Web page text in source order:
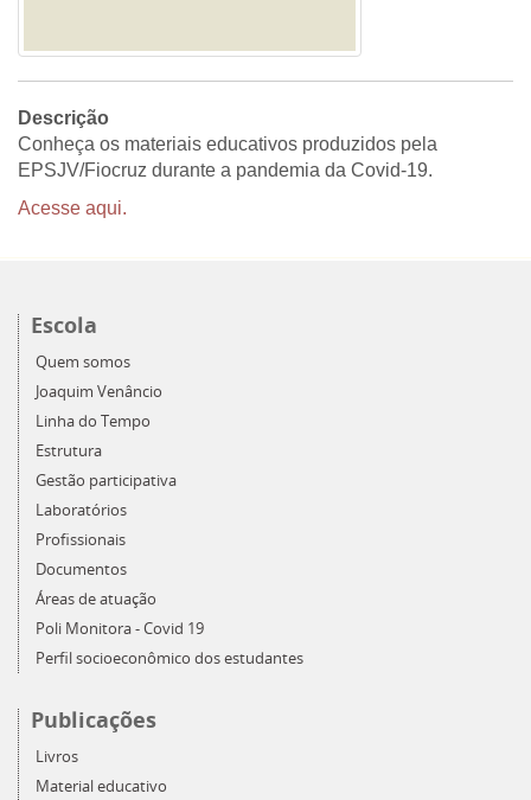
Descrição
Conheça os materiais educativos produzidos pela
EPSJV/Fiocruz durante a pandemia da Covid-19.
Acesse aqui.
Escola
Quem somos
Joaquim Venâncio
Linha do Tempo
Estrutura
Gestão participativa
Laboratórios
Profissionais
Documentos
Áreas de atuação
Poli Monitora - Covid 19
Perfil socioeconômico dos estudantes
Publicações
Livros
Material educativo